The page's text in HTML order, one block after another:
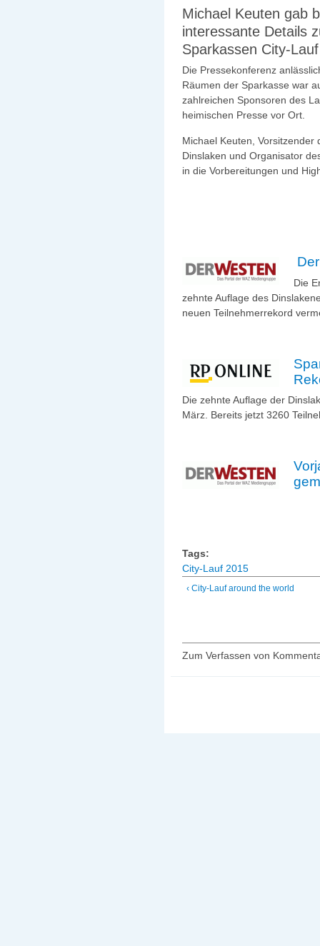
Michael Keuten gab
interessante Details
Sparkassen City-
Die Pressekonferenz
Räumen der Sparkasse war
zahlreichen Sponsoren des
heimischen Presse vor Ort.
Michael Keuten,
Dinslaken und Organisator
in die Vorbereitungen und
Die
zehnte Auflage des
neuen Teilnehmerrekord
Die zehnte Auflage der
März. Bereits jetzt 3260
Tags:
City-Lauf 2015
‹ City-Lauf around the world
Zum Verfassen von